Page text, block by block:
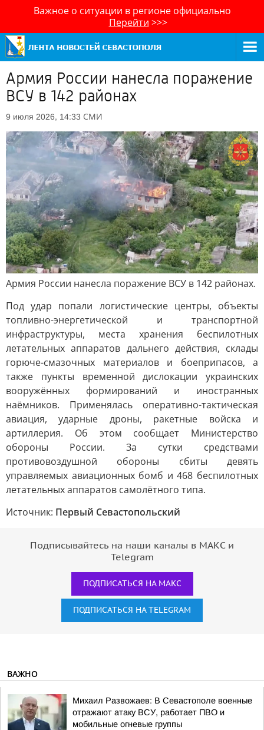
Важное о ситуации в регионе официально
Перейти >>>
Армия России нанесла поражение
ВСУ в 142 районах
9 июля 2026, 14:33 СМИ
Армия России нанесла поражение ВСУ в 142 районах.
Под удар попали логистические центры, объекты
топливно-энергетической и транспортной
инфраструктуры, места хранения беспилотных
летательных аппаратов дальнего действия, склады
горюче-смазочных материалов и боеприпасов, а
также пункты временной дислокации украинских
вооружённых формирований и иностранных
наёмников. Применялась оперативно-тактическая
авиация, ударные дроны, ракетные войска и
артиллерия. Об этом сообщает Министерство
обороны России. За сутки средствами
противовоздушной обороны сбиты девять
управляемых авиационных бомб и 468 беспилотных
летательных аппаратов самолётного типа.
Источник: Первый Севастопольский
Подписывайтесь на наши каналы в МАКС и
Telegram
ПОДПИСАТЬСЯ НА МАКС
ПОДПИСАТЬСЯ НА TELEGRAM
ВАЖНО
Михаил Развожаев: В Севастополе военные
отражают атаку ВСУ, работает ПВО и
мобильные огневые группы